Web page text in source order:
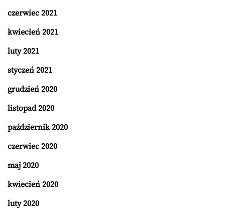
czerwiec 2021
kwiecień 2021
luty 2021
styczeń 2021
grudzień 2020
listopad 2020
październik 2020
czerwiec 2020
maj 2020
kwiecień 2020
luty 2020